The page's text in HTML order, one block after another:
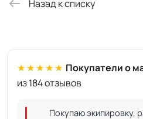
Назад к списку
★★★★★ Покупатели о
из 184 отзывов
Покупаю экипировку,